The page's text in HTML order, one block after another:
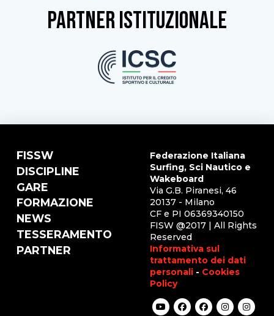
partner istituzionale
FISSW
DISCIPLINE
GARE
FORMAZIONE
NEWS
TESSERAMENTO
PARTNER
Federazione Italiana
Surfing, Sci Nautico e
Wakeboard
Via G.B. Piranesi, 46
20137 - Milano
CF e PI 06369340150
FISW @2017 | All Rights
Reserved
Informativa sul
trattamento dei dati
personali - Cookies
Policy